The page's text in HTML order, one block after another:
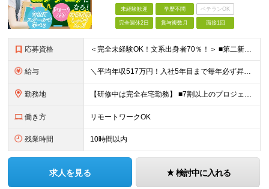
未経験歓迎 学歴不問 ベテランOK
完全週休2日 賞与複数月 面接1回
応募資格 ＜完全未経験OK！文系出身者70％！＞ ■第二新卒歓迎 ■学歴・経歴不問・社会人未経験もOK ■20代を中心に活躍中◎ ★☆先輩たちの前職☆★ 元アパレルスタッフや塾講師、介護士、事務、営業など社員
給与 ＼平均年収517万円！入社5年目まで毎年必ず昇給／ ■賞与年3回 ■年収800万円以上も可 ■入社3年以上の平均年収469.2万円 月給23万2000円以上＋賞与年3回＋各種手当 ☆入社5年目まで最
勤務地 【研修中は完全在宅勤務】 ■7割以上のプロジェクトでリモートワークを導入 ■一都三県のプロジェクト先 ■転居を伴う転勤なし ＜プロジェクト先＞ 東京・神奈川・千葉・埼玉でのプロジェクト先にて勤務いた
働き方 リモートワークOK
残業時間 10時間以内
求人を見る 検討中に入れる